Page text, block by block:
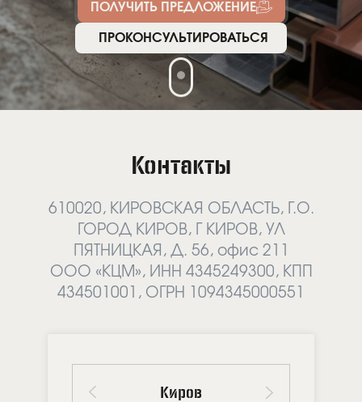
ПОЛУЧИТЬ ПРЕДЛОЖЕНИЕ
ПРОКОНСУЛЬТИРОВАТЬСЯ
Контакты
610020, КИРОВСКАЯ ОБЛАСТЬ, Г.О.
ГОРОД КИРОВ, Г КИРОВ, УЛ
ПЯТНИЦКАЯ, Д. 56, офис 211
ООО «КЦМ», ИНН 4345249300, КПП
434501001, ОГРН 1094345000551
Киров